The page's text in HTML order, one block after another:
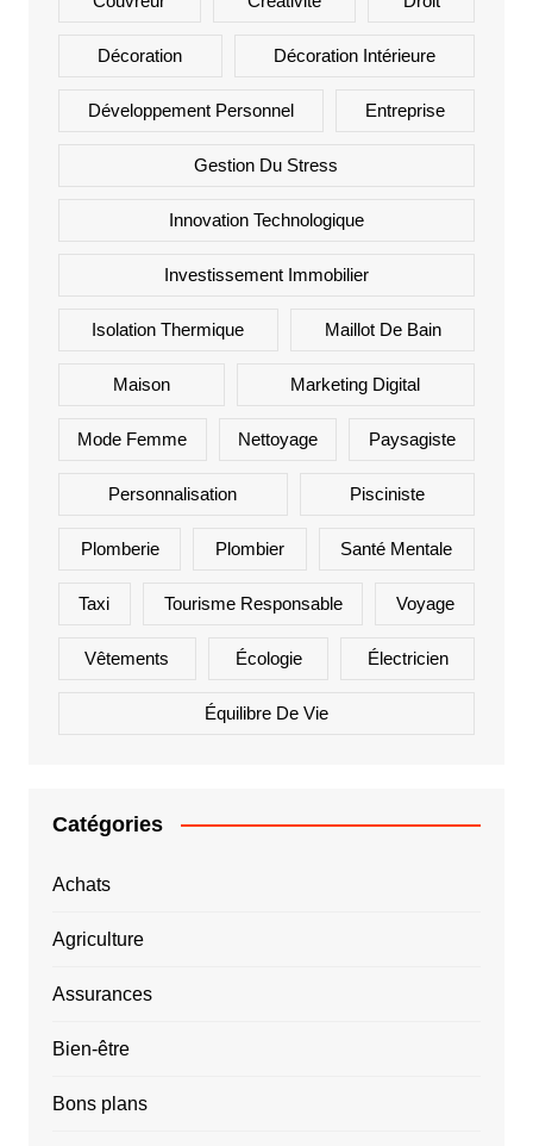
Décoration Décoration Intérieure
Développement Personnel Entreprise
Gestion Du Stress
Innovation Technologique
Investissement Immobilier
Isolation Thermique Maillot De Bain
Maison Marketing Digital
Mode Femme Nettoyage Paysagiste
Personnalisation Pisciniste
Plomberie Plombier Santé Mentale
Taxi Tourisme Responsable Voyage
Vêtements Écologie Électricien
Équilibre De Vie
Catégories
Achats
Agriculture
Assurances
Bien-être
Bons plans